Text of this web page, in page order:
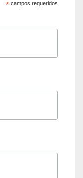
* campos requeridos